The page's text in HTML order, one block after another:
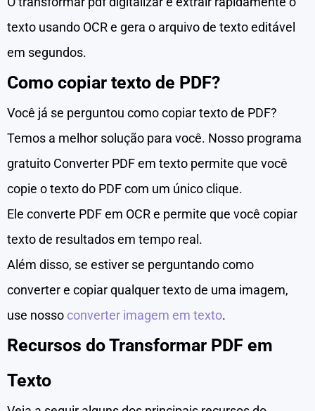
texto usando OCR e gera o arquivo de texto editável
em segundos.
Como copiar texto de PDF?
Você já se perguntou como copiar texto de PDF?
Temos a melhor solução para você. Nosso programa
gratuito Converter PDF em texto permite que você
copie o texto do PDF com um único clique.
Ele converte PDF em OCR e permite que você copiar
texto de resultados em tempo real.
Além disso, se estiver se perguntando como
converter e copiar qualquer texto de uma imagem,
use nosso converter imagem em texto.
Recursos do Transformar PDF em
Texto